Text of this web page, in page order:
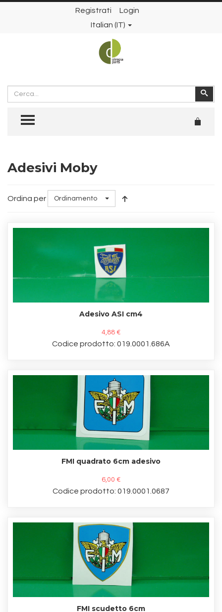
Registrati
Login
Italian (IT)
Cerca
TOGGLE MENU
Adesivi Moby
Ordina per Ordinamento
Adesivo ASI cm4
4,88 €
Codice prodotto: 019.0001.686A
FMI quadrato 6cm adesivo
6,00 €
Codice prodotto: 019.0001.0687
FMI scudetto 6cm